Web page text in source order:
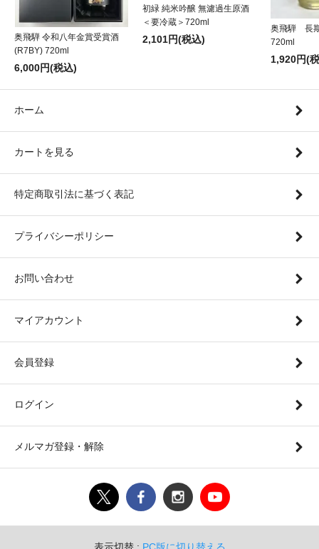
奥飛騨 令和八年金賞受賞酒
(R7BY) 720ml
6,000円(税込)
初緑 純米吟醸 無濾過生原酒
＜要冷蔵＞720ml
2,101円(税込)
奥飛騨 長
720ml
1,920円(
ホーム
カートを見る
特定商取引法に基づく表記
プライバシーポリシー
お問い合わせ
マイアカウント
会員登録
ログイン
メルマガ登録・解除
表示切替 : PC版に切り替える